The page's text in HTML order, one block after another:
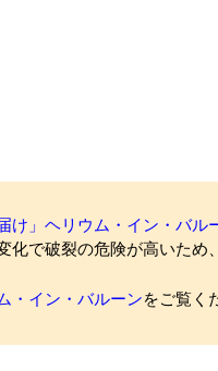
け」ヘリウム・イン・バル
化で破裂の危険が高いため
・イン・バルーンをご覧く